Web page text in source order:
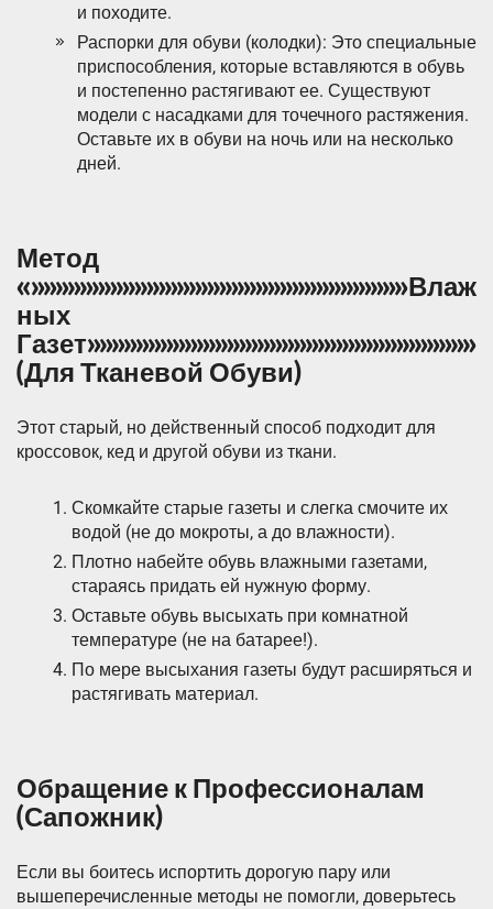
и походите.
Распорки для обуви (колодки): Это специальные
приспособления, которые вставляются в обувь
и постепенно растягивают ее. Существуют
модели с насадками для точечного растяжения.
Оставьте их в обуви на ночь или на несколько
дней.
Метод
«»»»»»»»»»»»»»»»»»»»»»»»»»»»»»»»Влаж
ных
Газет»»»»»»»»»»»»»»»»»»»»»»»»»»»»»»»»
(Для Тканевой Обуви)
Этот старый, но действенный способ подходит для
кроссовок, кед и другой обуви из ткани.
Скомкайте старые газеты и слегка смочите их
водой (не до мокроты, а до влажности).
Плотно набейте обувь влажными газетами,
стараясь придать ей нужную форму.
Оставьте обувь высыхать при комнатной
температуре (не на батарее!).
По мере высыхания газеты будут расширяться и
растягивать материал.
Обращение к Профессионалам
(Сапожник)
Если вы боитесь испортить дорогую пару или
вышеперечисленные методы не помогли, доверьтесь